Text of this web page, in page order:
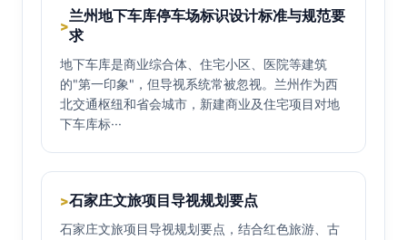
>
兰州地下车库停车场标识设计标准与规范要
求
地下车库是商业综合体、住宅小区、医院等建筑
的"第一印象"，但导视系统常被忽视。兰州作为西
北交通枢纽和省会城市，新建商业及住宅项目对地
下车库标···
>石家庄文旅项目导视规划要点
石家庄文旅项目导视规划要点，结合红色旅游、古